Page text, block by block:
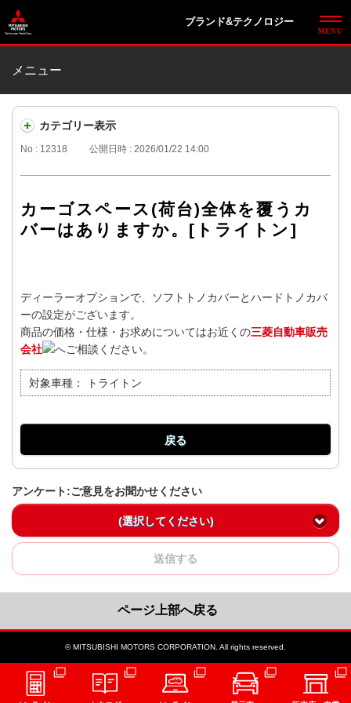
ブランド&テクノロジー
メニュー
カテゴリー表示
No : 12318 公開日時 : 2026/01/22 14:00
カーゴスペース(荷台)全体を覆うカ
バーはありますか。[トライトン]
ディーラーオプションで、ソフトトノカバーとハードトノカバ
ーの設定がございます。
商品の価格・仕様・お求めについてはお近くの三菱自動車販売
会社
へご相談ください。
対象車種： トライトン
戻る
アンケート:ご意見をお聞かせください
(選択してください)
送信する
ページ上部へ戻る
© MITSUBISHI MOTORS CORPORATION. All rights reserved.